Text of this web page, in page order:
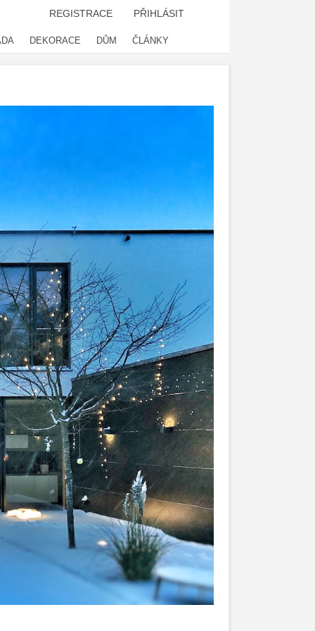
REGISTRACE PŘIHLÁSIT
DEKORACE DŮM ČLÁNKY